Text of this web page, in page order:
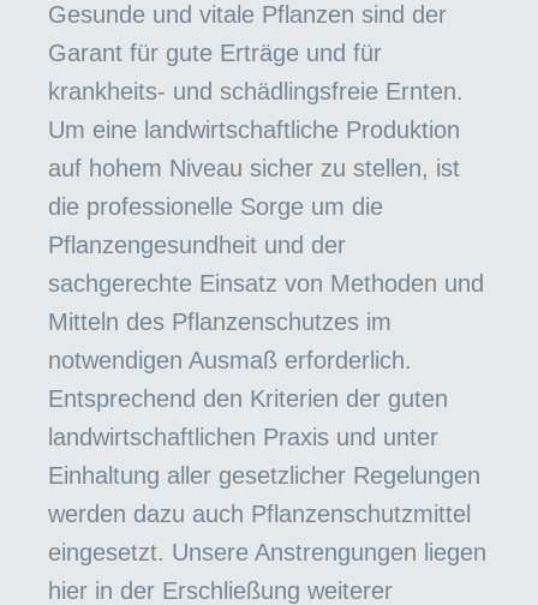
Gesunde und vitale Pflanzen sind der
Garant für gute Erträge und für
krankheits- und schädlingsfreie Ernten.
Um eine landwirtschaftliche Produktion
auf hohem Niveau sicher zu stellen, ist
die professionelle Sorge um die
Pflanzengesundheit und der
sachgerechte Einsatz von Methoden und
Mitteln des Pflanzenschutzes im
notwendigen Ausmaß erforderlich.
Entsprechend den Kriterien der guten
landwirtschaftlichen Praxis und unter
Einhaltung aller gesetzlicher Regelungen
werden dazu auch Pflanzenschutzmittel
eingesetzt. Unsere Anstrengungen liegen
hier in der Erschließung weiterer